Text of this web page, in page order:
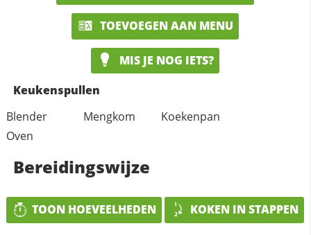
TOEVOEGEN AAN MENU
MIS JE NOG IETS?
Keukenspullen
Blender
Mengkom
Koekenpan
Oven
Bereidingswijze
TOON HOEVEELHEDEN KOKEN IN STAPPEN